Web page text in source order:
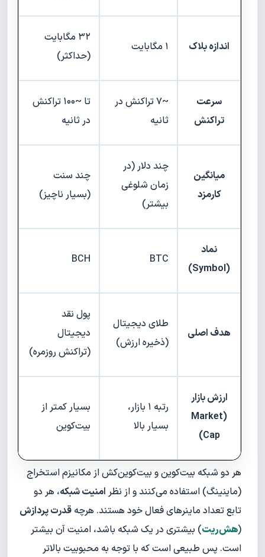
اندازه بلاک ۱ مگابایت
۳۲ مگابایت
(حداکثر)
سرعت
تراکنش
~۷ تراکنش در
ثانیه
تا ~۱۰۰ تراکنش
در ثانیه
میانگین
کارمزد
چند دلار (در
زمان شلوغی
بیشتر)
چند سنت
(بسیار ناچیز)
نماد
(Symbol)
BTC
BCH
هدف اصلی
طلای دیجیتال
(ذخیره ارزش)
پول نقد
دیجیتال
(تراکنش روزمره)
ارزش بازار
(Market
Cap)
رتبه ۱ بازار،
بسیار بالا
بسیار کمتر از
بیت‌کوین
هر دو شبکه بیت‌کوین و بیت‌کوین‌کش از مکانیزم استخراج
(ماینینگ) استفاده می‌کنند و از نظر امنیت شبکه، هر دو
تابع تعداد ماینرهای فعال خود هستند. هرچه قدرت پردازش
(هش‌ریت) بیشتری در یک شبکه باشد، امنیت آن بیشتر
است. پس طبیعی است که با توجه به محبوبیت بالاتر